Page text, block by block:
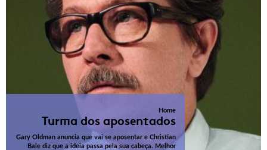
Home
Turma dos aposentados
Gary Oldman anuncia que vai se aposentar e Christian
Bale diz que a ideia passa pela sua cabeça. Melhor